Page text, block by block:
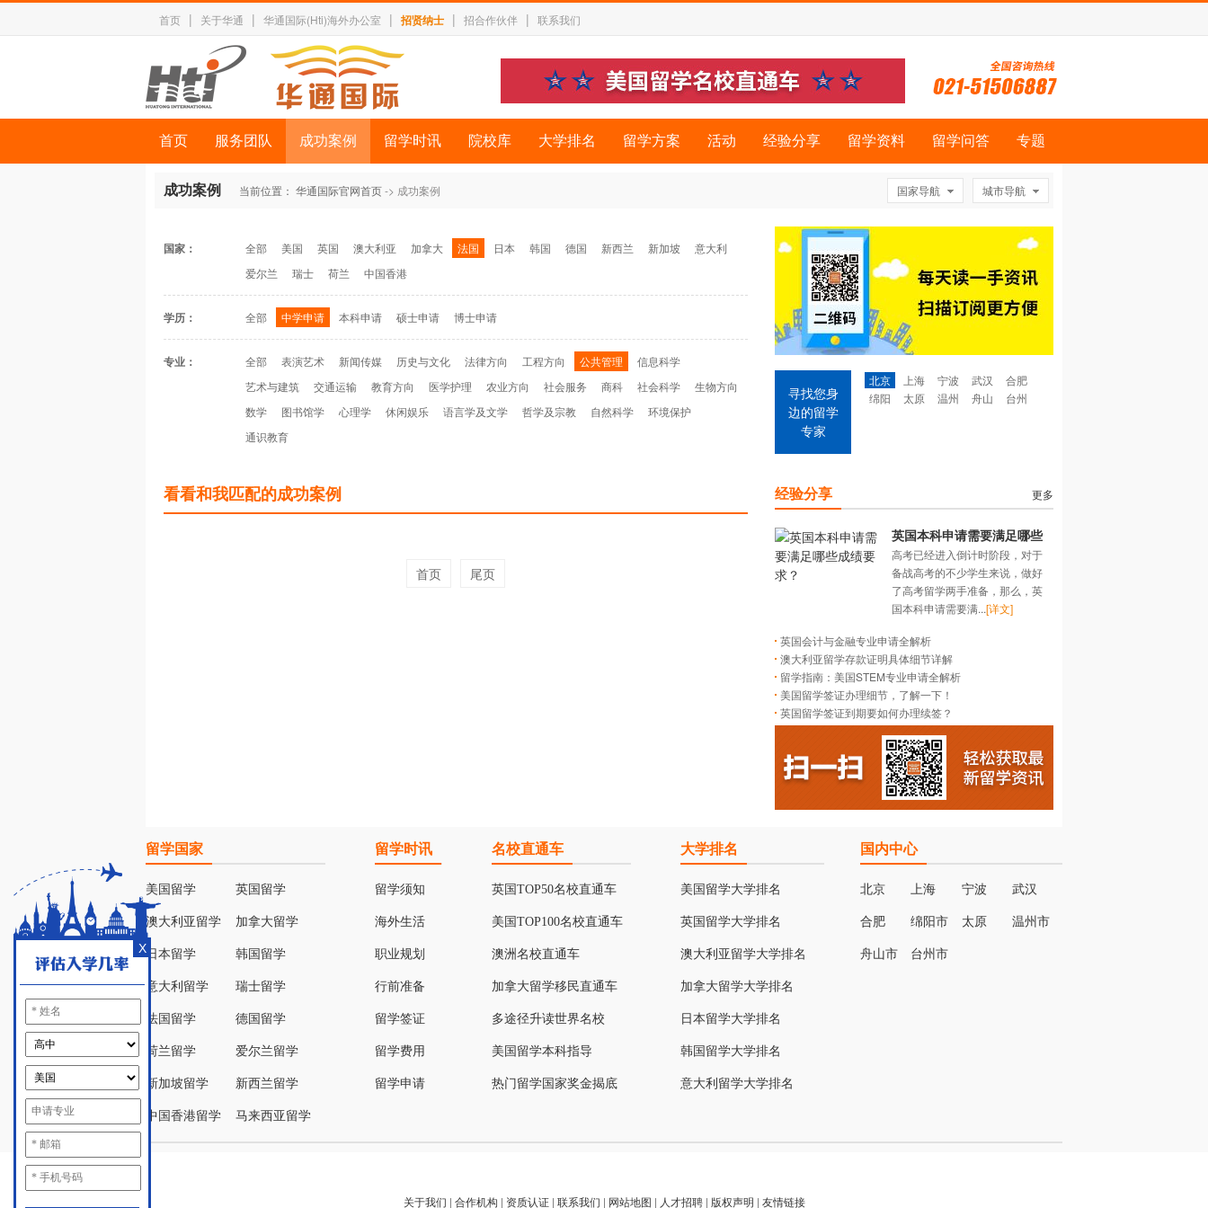
首页 | 关于华通 | 华通国际(Hti)海外办公室 | 招贤纳士 | 招合作伙伴 | 联系我们
首页 服务团队 成功案例 留学时讯 院校库 大学排名 留学方案 活动 经验分享 留学资料 留学问答 专题
成功案例 国家导航 城市导航
当前位置： 华通国际官网首页-> 成功案例
国家： 全部 美国 英国 澳大利亚 加拿大 法国 日本 韩国 德国 新西兰 新加坡
意大利
爱尔兰
瑞士 荷兰 中国香港
学历： 全部 中学申请 本科申请 硕士申请 博士申请
专业： 全部 表演艺术 新闻传媒 历史与文化 法律方向 工程方向 公共管理
信息科学
艺术与建筑
交通运输 教育方向 医学护理 农业方向 社会服务 商科 社会科学
生物方向
数学
图书馆学 心理学 休闲娱乐 语言学及文学 哲学及宗教 自然科学
环境保护
通识教育
看看和我匹配的成功案例
首页 尾页
寻找您身
边的留学
专家
北京 上海 宁波 武汉
合肥
绵阳
太原 温州 舟山 台州
经验分享 更多
英国本科申请需要满足哪些
成绩要求？
高考已经进入倒计时阶段，对于
备战高考的不少学生来说，做好
了高考留学两手准备，那么，英
国本科申请需要满...[详文]
英国会计与金融专业申请全解析
澳大利亚留学存款证明具体细节详解
留学指南：美国STEM专业申请全解析
美国留学签证办理细节，了解一下！
英国留学签证到期要如何办理续签？
X
留学国家
美国留学 英国留学
澳大利亚留学 加拿大留学
日本留学 韩国留学
意大利留学 瑞士留学
法国留学 德国留学
荷兰留学 爱尔兰留学
新加坡留学 新西兰留学
中国香港留学 马来西亚留学
留学时讯
留学须知
海外生活
职业规划
行前准备
留学签证
留学费用
留学申请
名校直通车
英国TOP50名校直通车
美国TOP100名校直通车
澳洲名校直通车
加拿大留学移民直通车
多途径升读世界名校
美国留学本科指导
热门留学国家奖金揭底
大学排名
美国留学大学排名
英国留学大学排名
澳大利亚留学大学排名
加拿大留学大学排名
日本留学大学排名
韩国留学大学排名
意大利留学大学排名
国内中心
北京 上海 宁波 武汉
合肥 绵阳市 太原 温州市
舟山市 台州市
关于我们 | 合作机构 | 资质认证| 联系我们 | 网站地图 | 人才招聘| 版权声明 | 友情链接